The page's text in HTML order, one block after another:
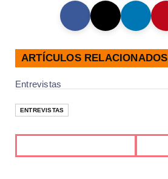
ARTÍCULOS RELACIONADOS
Entrevistas
ENTREVISTAS